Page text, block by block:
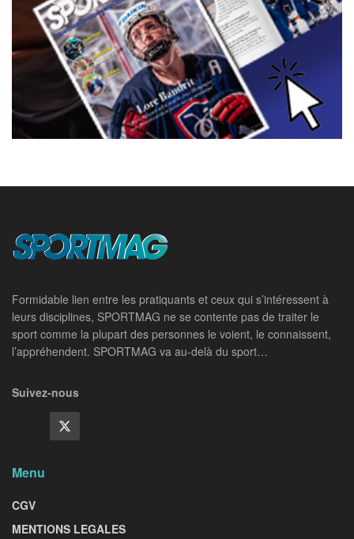
Formidable lien entre les pratiquants et ceux qui s’intéressent à
leurs disciplines, SPORTMAG ne se contente pas de traiter le
sport comme la plupart des personnes le voient, le connaissent,
l’appréhendent. SPORTMAG va au-delà du sport…
Suivez-nous
Menu
CGV
MENTIONS LEGALES